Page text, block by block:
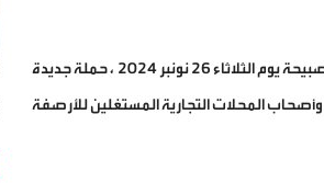
تحت الإشراف المباشر لقائد الملحقة الإدارية الأولى ، شنت السلطات المحلية مدعومة بأعوان السلطة ، صبيحة يوم الثلاثاء 26 نونبر 2024 ، حملة جديدة
المحلات التجارية المستغلين للأرصفة